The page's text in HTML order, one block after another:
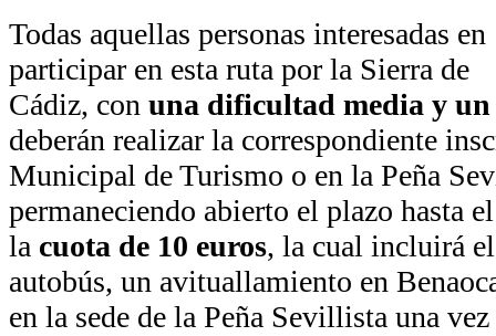
Todas aquellas personas interesadas en
participar en esta ruta por la Sierra de
Cádiz, con una dificultad media y
deberán realizar la correspondiente
Municipal de Turismo o en la Peña
permaneciendo abierto el plazo hasta
la cuota de 10 euros, la cual incluirá
autobús, un avituallamiento en
en la sede de la Peña Sevillista una